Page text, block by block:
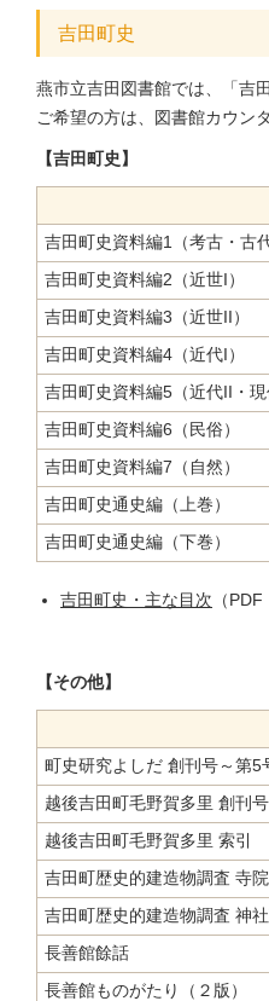
吉田町史
燕市立吉田図書館では、「吉
ご希望の方は、図書館カウン
【吉田町史】
吉田町史資料編1（考古・古
吉田町史資料編2（近世I）
吉田町史資料編3（近世II）
吉田町史資料編4（近代I）
吉田町史資料編5（近代II・現
吉田町史資料編6（民俗）
吉田町史資料編7（自然）
吉田町史通史編（上巻）
吉田町史通史編（下巻）
吉田町史・主な目次 （PDF
【その他】
町史研究よしだ 創刊号～第5
越後吉田町毛野賀多里 創刊
越後吉田町毛野賀多里 索引
吉田町歴史的建造物調査 寺
吉田町歴史的建造物調査 神
長善館餘話
長善館ものがたり（２版）